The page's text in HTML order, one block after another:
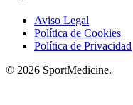
Aviso Legal
Política de Cookies
Política de Privacidad
© 2026 SportMedicine.